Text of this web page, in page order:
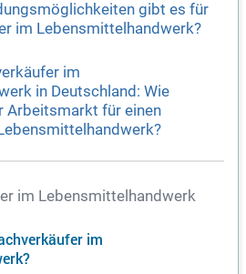
gibt es für
im Lebensmittelhandwerk?
im
in Deutschland: Wie
Arbeitsmarkt für einen
im Lebensmittelhandwerk
im